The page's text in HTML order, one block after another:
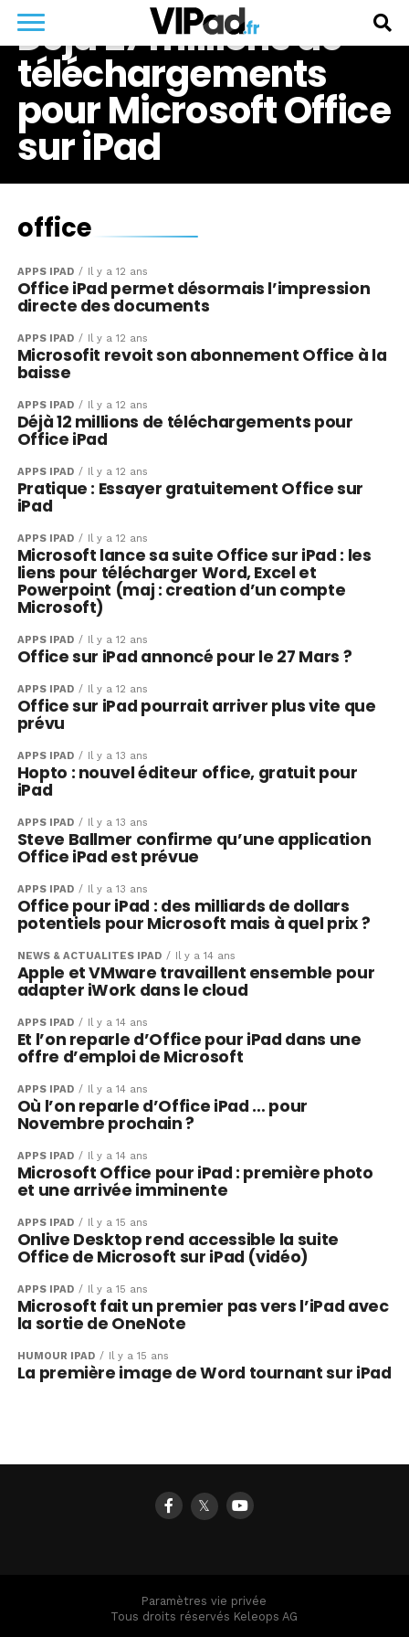
Déjà 27 millions de
téléchargements
pour Microsoft Office
sur iPad
office
APPS IPAD Il y a 12 ans
Office iPad permet désormais l’impression
directe des documents
APPS IPAD Il y a 12 ans
Microsofit revoit son abonnement Office à la
baisse
APPS IPAD Il y a 12 ans
Déjà 12 millions de téléchargements pour
Office iPad
APPS IPAD Il y a 12 ans
Pratique : Essayer gratuitement Office sur
iPad
APPS IPAD Il y a 12 ans
Microsoft lance sa suite Office sur iPad : les
liens pour télécharger Word, Excel et
Powerpoint (maj : creation d’un compte
Microsoft)
APPS IPAD Il y a 12 ans
Office sur iPad annoncé pour le 27 Mars ?
APPS IPAD Il y a 12 ans
Office sur iPad pourrait arriver plus vite que
prévu
APPS IPAD Il y a 13 ans
Hopto : nouvel éditeur office, gratuit pour
iPad
APPS IPAD Il y a 13 ans
Steve Ballmer confirme qu’une application
Office iPad est prévue
APPS IPAD Il y a 13 ans
Office pour iPad : des milliards de dollars
potentiels pour Microsoft mais à quel prix ?
NEWS & ACTUALITÉS IPAD Il y a 14 ans
Apple et VMware travaillent ensemble pour
adapter iWork dans le cloud
APPS IPAD Il y a 14 ans
Et l’on reparle d’Office pour iPad dans une
offre d’emploi de Microsoft
APPS IPAD Il y a 14 ans
Où l’on reparle d’Office iPad … pour
Novembre prochain ?
APPS IPAD Il y a 14 ans
Microsoft Office pour iPad : première photo
et une arrivée imminente
APPS IPAD Il y a 15 ans
Onlive Desktop rend accessible la suite
Office de Microsoft sur iPad (vidéo)
APPS IPAD Il y a 15 ans
Microsoft fait un premier pas vers l’iPad avec
la sortie de OneNote
HUMOUR IPAD Il y a 15 ans
La première image de Word tournant sur iPad
𝕏
Paramètres vie privée
Tous droits réservés Keleops AG